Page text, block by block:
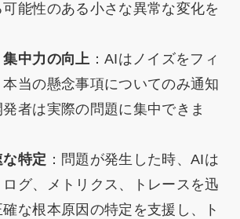
能性のある小さな異常な変化を
中力の向上 ：AIはノイズをフィ
当の懸念事項についてのみ通知
者は実際の問題に集中できま
特定 ：問題が発生した時、AIは
グ、メトリクス、トレースを迅
な根本原因の特定を支援し、ト